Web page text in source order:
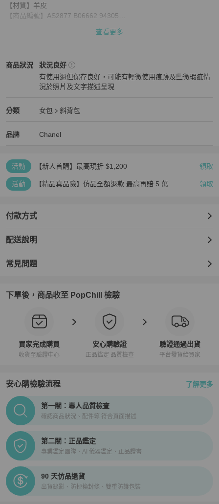
【材質】羊皮
【商品編號】AS2877 B06662 94305
查看更多
商品狀況
Chanel女包商品狀態與細節
狀況良好
有使用過但保存良好，可能有輕微使用痕跡及些微瑕疵情
況於照片及文字描述呈現
分類
Chanel 女包分類資訊
女包
斜背包
品牌
Chanel 精品女包品牌介紹
Chanel
Chanel 推薦清單
活動 【新人首購】最高現折 $1,200 領取
活動 【精品真品險】仿品全額退款 最高再賠 5 萬 領取
付款方式
配送說明
常見問題
下單後，商品收至 PopChill 檢驗
買家完成購買
收貨至驗證中心
安心購驗證
正品鑑定 品質檢查
驗證通過出貨
平台發貨給買家
安心購檢驗流程 了解更多
PopChill拍拍圈正品驗證、安心購檢驗流程介紹
第一關：專人品質檢查
確認商品狀況、配件等 符合頁面描述
第二關：正品鑑定
專業鑑定團隊、AI 儀器鑑定、正品證書
90 天仿品退貨
出貨錄影、防掉換封條、雙重防護包裝